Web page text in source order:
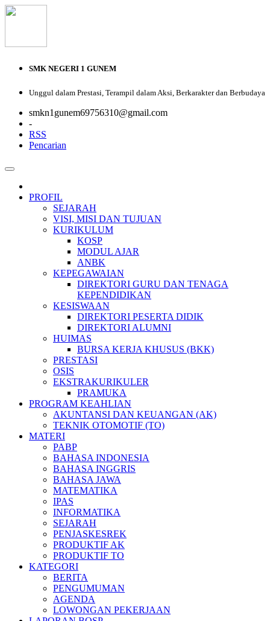
SMK NEGERI 1 GUNEM
Unggul dalam Prestasi, Terampil dalam Aksi, Berkarakter dan Berbudaya
smkn1gunem69756310@gmail.com
-
RSS
Pencarian
PROFIL
SEJARAH
VISI, MISI DAN TUJUAN
KURIKULUM
KOSP
MODUL AJAR
ANBK
KEPEGAWAIAN
DIREKTORI GURU DAN TENAGA
KEPENDIDIKAN
KESISWAAN
DIREKTORI PESERTA DIDIK
DIREKTORI ALUMNI
HUIMAS
BURSA KERJA KHUSUS (BKK)
PRESTASI
OSIS
EKSTRAKURIKULER
PRAMUKA
PROGRAM KEAHLIAN
AKUNTANSI DAN KEUANGAN (AK)
TEKNIK OTOMOTIF (TO)
MATERI
PABP
BAHASA INDONESIA
BAHASA INGGRIS
BAHASA JAWA
MATEMATIKA
IPAS
INFORMATIKA
SEJARAH
PENJASKESREK
PRODUKTIF AK
PRODUKTIF TO
KATEGORI
BERITA
PENGUMUMAN
AGENDA
LOWONGAN PEKERJAAN